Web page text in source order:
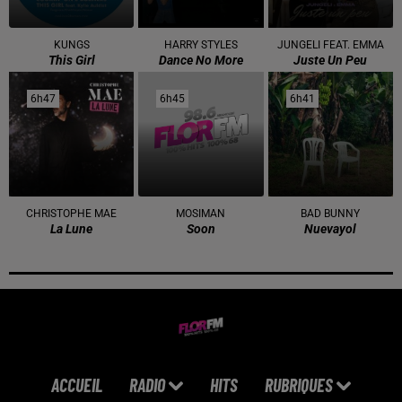
KUNGS
This Girl
HARRY STYLES
Dance No More
JUNGELI FEAT. EMMA
Juste Un Peu
6h47
6h47
CHRISTOPHE MAE
La Lune
6h45
6h45
MOSIMAN
Soon
6h41
6h41
BAD BUNNY
Nuevayol
ACCUEIL RADIO HITS RUBRIQUES